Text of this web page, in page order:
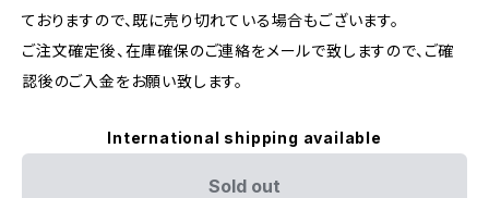
ておりますので、既に売り切れている場合もございます。
ご注文確定後、在庫確保のご連絡をメールで致しますので、ご確
認後のご入金をお願い致します。
International shipping available
Sold out